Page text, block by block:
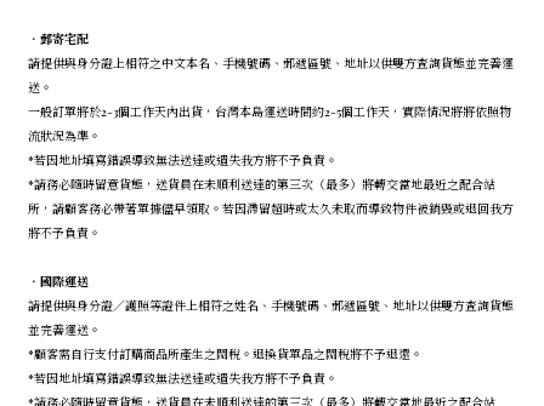
． 郵寄宅配
請提供與身分證上相符之中文本名、手機號碼、郵遞區號、地址以供雙方查詢貨態並完善運
送。
一般訂單將於2-3個工作天內出貨，台灣本島運送時間約2-5個工作天，實際情況將將依照物
流狀況為準。
*若因地址填寫錯誤導致無法送達或遺失我方將不予負責。
*請務必隨時留意貨態，送貨員在未順利送達的第三次（最多）將轉交當地最近之配合站
所，請顧客務必帶著單據儘早領取。若因滯留超時或太久未取而導致物件被銷毀或退回我方
將不予負責。
． 國際運送
請提供與身分證／護照等證件上相符之姓名、手機號碼、郵遞區號、地址以供雙方查詢貨態
並完善運送。
*顧客需自行支付訂購商品所產生之關稅。退換貨單品之關稅將不予退還。
*若因地址填寫錯誤導致無法送達或遺失我方將不予負責。
*請務必隨時留意貨態，送貨員在未順利送達的第三次（最多）將轉交當地最近之配合站